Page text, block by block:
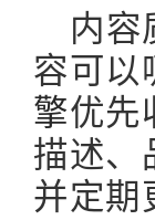
内
容可以
擎优先
描述、
并定期